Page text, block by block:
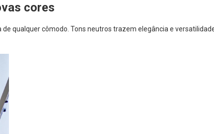
cores
qualquer cômodo. Tons neutros trazem elegância e